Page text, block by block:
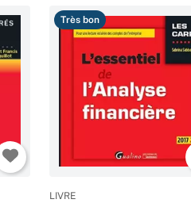
Très bon
LIVRE